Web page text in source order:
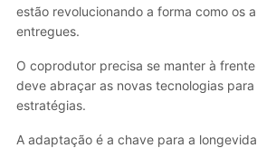
estão revolucionando a forma como os
entregues.
O coprodutor precisa se manter à
deve abraçar as novas tecnologias
estratégias.
A adaptação é a chave para a